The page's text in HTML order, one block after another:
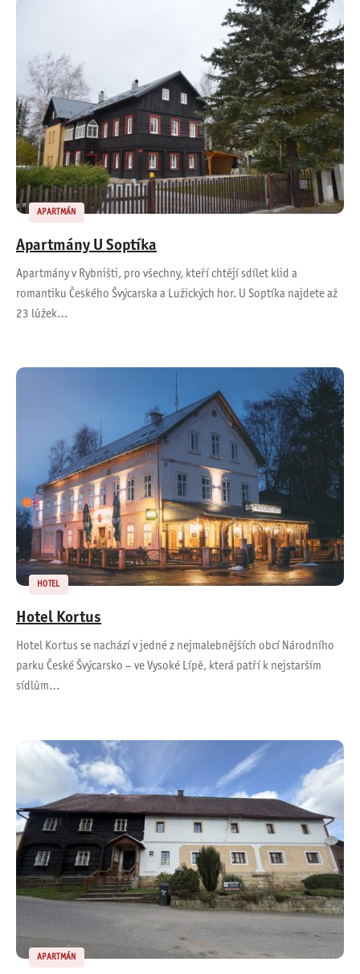
APARTMÁN
Apartmány U Soptíka
Apartmány v Rybništi, pro všechny, kteří chtějí sdílet klid a
romantiku Českého Švýcarska a Lužických hor. U Soptíka najdete až
23 lůžek…
HOTEL
Hotel Kortus
Hotel Kortus se nachází v jedné z nejmalebnějších obcí Národního
parku České Švýcarsko – ve Vysoké Lípě, která patří k nejstarším
sídlům…
APARTMÁN